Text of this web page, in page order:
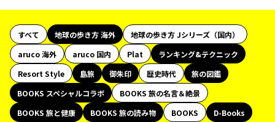
すべて 地球の歩き方 海外
地球の歩き方 Jシリーズ（国内）
aruco 海外
aruco 国内 Plat
ランキング&テクニック
Resort Style
島旅 御朱印 歴史時代
旅の図鑑
BOOKS スペシャルコラボ
BOOKS 旅の名言＆絶景
BOOKS 旅と健康
BOOKS 旅の読み物 BOOKS
D-Books